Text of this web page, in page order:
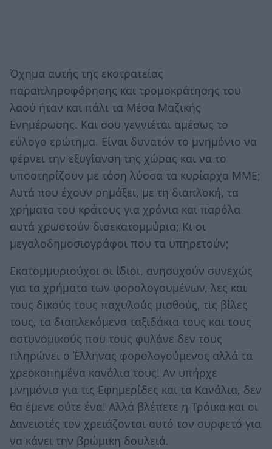
Όχημα αυτής της εκστρατείας
παραπληροφόρησης και τρομοκράτησης του
λαού ήταν και πάλι τα Μέσα Μαζικής
Ενημέρωσης. Και σου γεννιέται αμέσως το
εύλογο ερώτημα. Είναι δυνατόν το μνημόνιο να
φέρνει την εξυγίανση της χώρας και να το
υποστηρίζουν με τόση λύσσα τα κυρίαρχα ΜΜΕ;
Αυτά που έχουν ρημάξει, με τη διαπλοκή, τα
χρήματα του κράτους για χρόνια και παρόλα
αυτά χρωστούν δισεκατομμύρια; Κι οι
μεγαλοδημοσιογράφοι που τα υπηρετούν;
Εκατομμυριούχοι οι ίδιοι, ανησυχούν συνεχώς
για τα χρήματα των φορολογουμένων, λες και
τους δικούς τους παχυλούς μισθούς, τις βίλες
τους, τα διαπλεκόμενα ταξιδάκια τους και τους
αστυνομικούς που τους φυλάνε δεν τους
πληρώνει ο Έλληνας φορολογούμενος αλλά τα
χρεοκοπημένα κανάλια τους! Αν υπήρχε
μνημόνιο για τις Εφημερίδες και τα Κανάλια, δεν
θα έμενε ούτε ένα! Αλλά βλέπετε η Τρόικα και οι
Δανειστές τον χρειάζονται αυτό τον συρφετό για
να κάνει την βρώμικη δουλειά.